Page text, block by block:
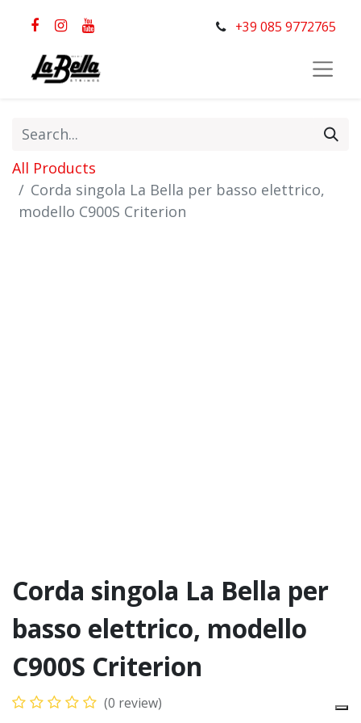
+39 085 9772765
All Products
Corda singola La Bella per basso elettrico,
modello C900S Criterion
Corda singola La Bella per
basso elettrico, modello
C900S Criterion
(0 review)